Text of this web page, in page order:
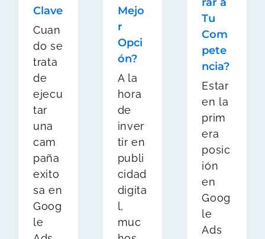
Clave
Cuan
do se
trata
de
ejecu
tar
una
cam
paña
exito
sa en
Goog
le
Mejo
r
Opci
ón?
A la
hora
de
inver
tir en
publi
cidad
digita
l,
muc
Tu
Com
pete
ncia?
Estar
en la
prim
era
posic
ión
en
Goog
le
Ads